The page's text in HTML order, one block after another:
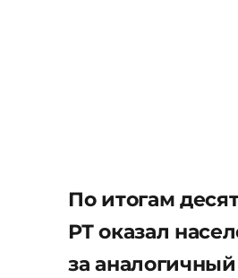
По итогам
РТ оказал
за